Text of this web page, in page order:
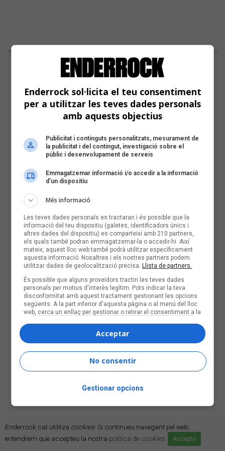
Enderrock.cat utilitza cookies. Si continueu navegant pel web,
entendrem que accepteu la nostra política de cookies. Accepto
Enderrock sol·licita el teu consentiment
per a utilitzar les teves dades personals
amb aquests objectius
Publicitat i continguts personalitzats, mesurament de
la publicitat i del contingut, investigació sobre el
públic i desenvolupament de serveis
Emmagatzemar informació i/o accedir a la informació
d’un dispositiu
Més informació
Les teves dades personals es tractaran i és possible que la
informació del teu dispositiu (galetes, identificadors únics i
altres dades del dispositiu) es comparteixi amb 210 partners,
els quals també podran emmagatzemar-la o accedir-hi. Així
mateix, aquest lloc web també podrà utilitzar específicament
aquesta informació. Nosaltres i els nostres partners podem
utilitzar dades de geolocalització precisa.Llista de partners.
És possible que alguns proveïdors tractin les teves dades
personals per motius d'interès legítim. Pots indicar la teva
disconformitat amb aquest tractament gestionant les opcions
següents. A la part inferior d'aquesta pàgina o al menú del lloc
web, cerca un enllaç per gestionar o retirar el consentiment a la
Acceptar
No consentir
Gestionar opcions